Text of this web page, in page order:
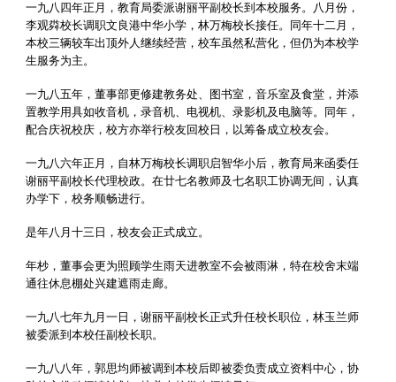
一九八四年正月，教育局委派谢丽平副校长到本校服务。八月份，
李观粦校长调职文良港中华小学，林万梅校长接任。同年十二月，
本校三辆较车出顶外人继续经营，校车虽然私营化，但仍为本校学
生服务为主。
一九八五年，董事部更修建教务处、图书室，音乐室及食堂，并添
置教学用具如收音机，录音机、电视机、录影机及电脑等。同年，
配合庆祝校庆，校方亦举行校友回校日，以筹备成立校友会。
一九八六年正月，自林万梅校长调职启智华小后，教育局来函委任
谢丽平副校长代理校政。在廿七名教师及七名职工协调无间，认真
办学下，校务顺畅进行。
是年八月十三日，校友会正式成立。
年杪，董事会更为照顾学生雨天进教室不会被雨淋，特在校舍末端
通往休息棚处兴建遮雨走廊。
一九八七年九月一日，谢丽平副校长正式升任校长职位，林玉兰师
被委派到本校任副校长职。
一九八八年，郭思均师被调到本校后即被委负责成立资料中心，协